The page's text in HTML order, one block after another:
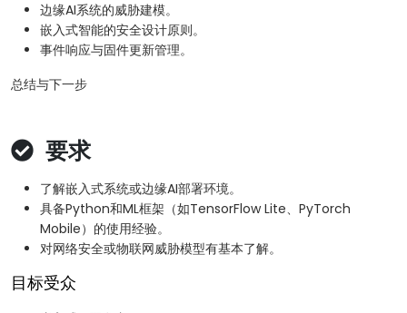
边缘AI系统的威胁建模。
嵌入式智能的安全设计原则。
事件响应与固件更新管理。
总结与下一步
要求
了解嵌入式系统或边缘AI部署环境。
具备Python和ML框架（如TensorFlow Lite、PyTorch
Mobile）的使用经验。
对网络安全或物联网威胁模型有基本了解。
目标受众